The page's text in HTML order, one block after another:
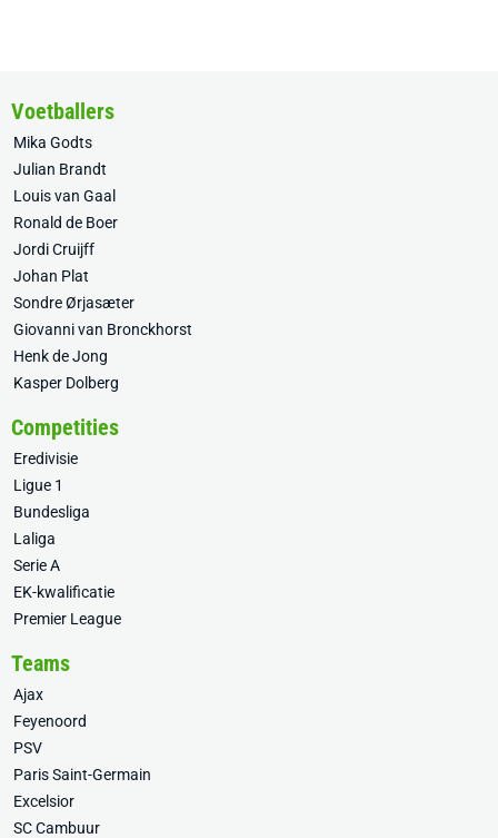
Voetballers
Mika Godts
Julian Brandt
Louis van Gaal
Ronald de Boer
Jordi Cruijff
Johan Plat
Sondre Ørjasæter
Giovanni van Bronckhorst
Henk de Jong
Kasper Dolberg
Competities
Eredivisie
Ligue 1
Bundesliga
Laliga
Serie A
EK-kwalificatie
Premier League
Teams
Ajax
Feyenoord
PSV
Paris Saint-Germain
Excelsior
SC Cambuur